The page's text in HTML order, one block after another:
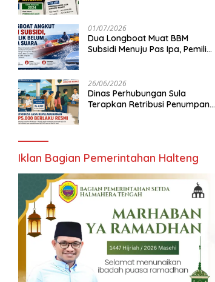
01/07/2026
Dua Longboat Muat BBM
Subsidi Menuju Pas Ipa, Pemilik
26/06/2026
Dinas Perhubungan Sula
Terapkan Retribusi Penumpang
Iklan Bagian Pemerintahan Halteng